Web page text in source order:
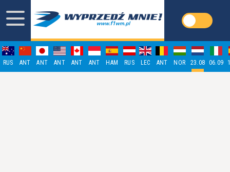
RUS ANT ANT ANT ANT ANT HAM RUS LEC ANT NOR 23.08 06.09